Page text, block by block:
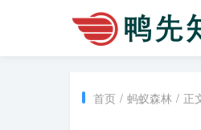
首页 / 蚂蚁森林 / 正